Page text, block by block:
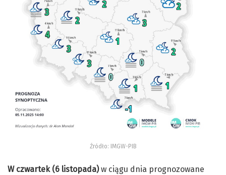
Źródło: IMGW-PIB
W czwartek (6 listopada)w ciągu dnia prognozowane